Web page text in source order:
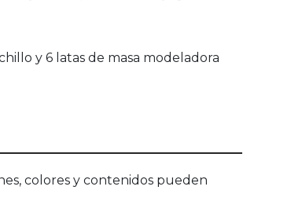
y 6 latas de masa modeladora
colores y contenidos pueden